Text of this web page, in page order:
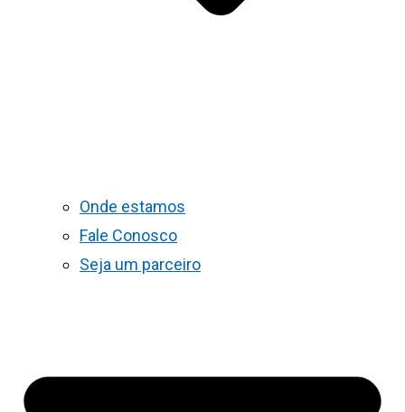
Onde estamos
Fale Conosco
Seja um parceiro